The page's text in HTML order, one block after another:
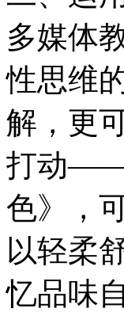
多媒体
性思维
解，更
打动——
色》，
以轻柔
忆品味